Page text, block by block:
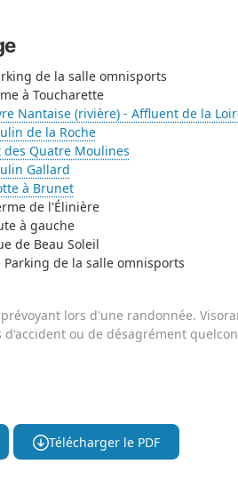
de la salle omnisports
à Toucharette
Nantaise (rivière) - Affluent de la
de la Roche
des Quatre Moulines
Gallard
à Brunet
de l'Élinière
à gauche
de Beau Soleil
de la salle omnisports
lors d'une randonnée.
d'accident ou de désagrément
Télécharger le PDF